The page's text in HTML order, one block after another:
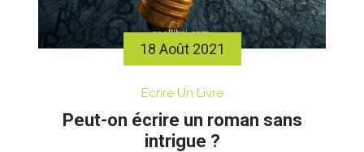
18 Août 2021
Écrire Un Livre
Peut-on écrire un roman sans
intrigue ?